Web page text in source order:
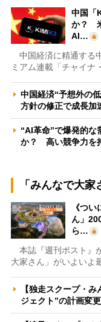
中国「
か？
AI…
中国経済に精通する
ミアム連載「チャイナ
中国経済“予想外の
方針の修正で成長
“AI革命”で爆発的な
か？ 高い競争力を
「みんなで大
《つ
ん」
ら…
本誌『週刊ポスト』
大家さん」がいよいよ
【独走スクープ・
ジェクト”の計画変